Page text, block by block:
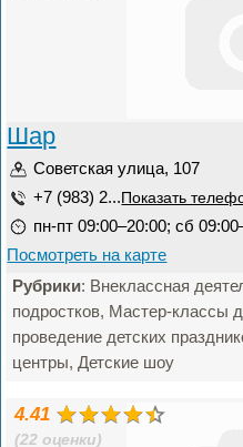
Шар
Советская улица, 107
+7 (983) 2... Показать
пн-пт 09:00–20:00; сб
Посмотреть на карте
Рубрики: Внеклассная
подростков, Мастер-классы
проведение детских
центры, Детские шоу
4.41
(22 оценки)